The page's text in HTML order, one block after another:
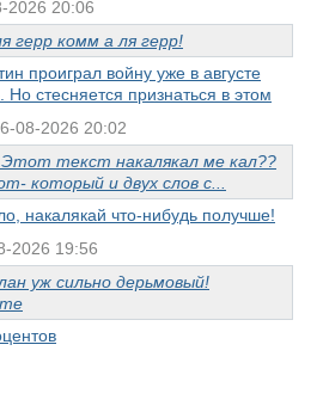
2026 20:06
герр комм а ля герр!
проиграл войну уже в августе
Но стесняется признаться в этом
08-2026 20:02
Этот текст накалякал ме кал??
который и двух слов с...
накалякай что-нибудь получше!
2026 19:56
уж сильно дерьмовый!